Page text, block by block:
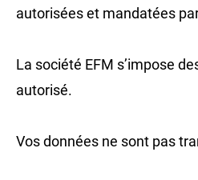
autorisées et mandatées
La société EFM s’impose
autorisé.
Vos données ne sont pas